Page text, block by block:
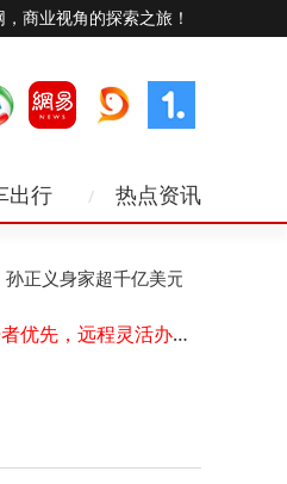
商业视角的探索之旅！
出行 热点资讯
正义身家超千亿美元重登亚洲首富
欧元AI投资引股价市值飙升
掌上生财APP展望2030：科技赋能下商品订购平台的创新与责任同行
马斯克xAI招募“中文AI导师”：母语者优先，远程灵活办公，时薪最高45美元
AI算力建设催热光通信赛道 曦智科技与长飞光纤领涨港股板块